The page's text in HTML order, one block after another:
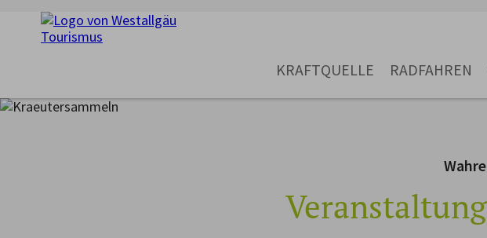
KRAFTQUELLE RADFAHREN